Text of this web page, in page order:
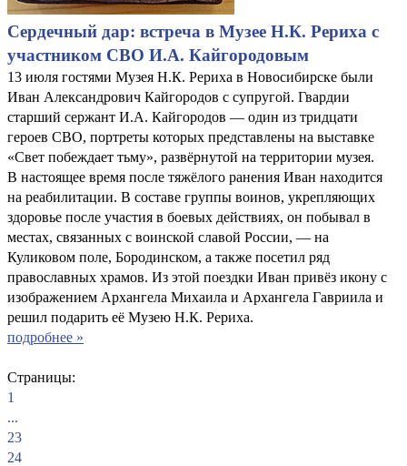
Сердечный дар: встреча в Музее Н.К. Рериха с
участником СВО И.А. Кайгородовым
13 июля гостями Музея Н.К. Рериха в Новосибирске были
Иван Александрович Кайгородов с супругой. Гвардии
старший сержант И.А. Кайгородов — один из тридцати
героев СВО, портреты которых представлены на выставке
«Свет побеждает тьму», развёрнутой на территории музея.
В настоящее время после тяжёлого ранения Иван находится
на реабилитации. В составе группы воинов, укрепляющих
здоровье после участия в боевых действиях, он побывал в
местах, связанных с воинской славой России, — на
Куликовом поле, Бородинском, а также посетил ряд
православных храмов. Из этой поездки Иван привёз икону с
изображением Архангела Михаила и Архангела Гавриила и
решил подарить её Музею Н.К. Рериха.
подробнее »
Страницы:
1
...
23
24